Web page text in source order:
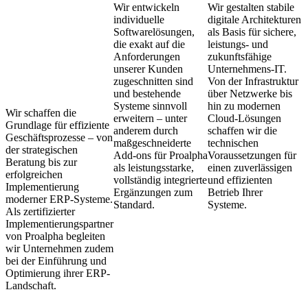
Wir schaffen die
Grundlage für effiziente
Geschäftsprozesse – von
der strategischen
Beratung bis zur
erfolgreichen
Implementierung
moderner ERP-Systeme.
Als zertifizierter
Implementierungspartner
von Proalpha begleiten
wir Unternehmen zudem
bei der Einführung und
Optimierung ihrer ERP-
Landschaft.
Wir entwickeln
individuelle
Softwarelösungen,
die exakt auf die
Anforderungen
unserer Kunden
zugeschnitten sind
und bestehende
Systeme sinnvoll
erweitern – unter
anderem durch
maßgeschneiderte
Add-ons für Proalpha
als leistungsstarke,
vollständig integrierte
Ergänzungen zum
Standard.
Wir gestalten stabile
digitale Architekturen
als Basis für sichere,
leistungs- und
zukunftsfähige
Unternehmens-IT.
Von der Infrastruktur
über Netzwerke bis
hin zu modernen
Cloud-Lösungen
schaffen wir die
technischen
Voraussetzungen für
einen zuverlässigen
und effizienten
Betrieb Ihrer
Systeme.